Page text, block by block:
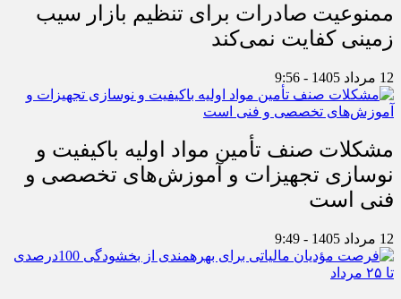
ممنوعیت صادرات برای تنظیم بازار سیب
زمینی کفایت نمی‌کند
12 مرداد 1405 - 9:56
مشکلات صنف تأمین مواد اولیه باکیفیت و
نوسازی تجهیزات و آموزش‌های تخصصی و
فنی است
12 مرداد 1405 - 9:49